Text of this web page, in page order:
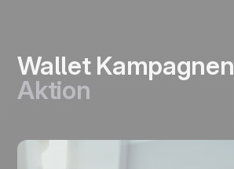
Wallet Kampagnen
Aktion